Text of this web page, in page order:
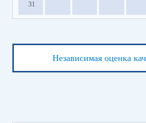
31
Независимая оценка